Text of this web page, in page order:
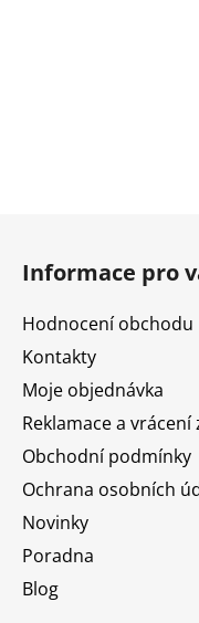
Informace pro
Hodnocení obchodu
Kontakty
Moje objednávka
Reklamace a vrácení
Obchodní podmínky
Ochrana osobních
Novinky
Poradna
Blog